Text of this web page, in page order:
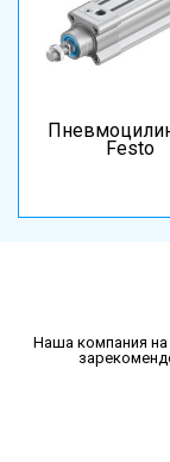
Festo
Наша компания